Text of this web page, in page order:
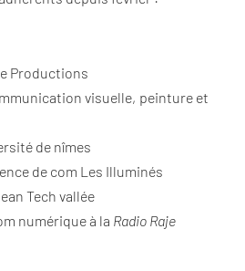
Productions
visuelle, peinture et
de nîmes
de com Les Illuminés
Tech vallée
numérique à la Radio Raje